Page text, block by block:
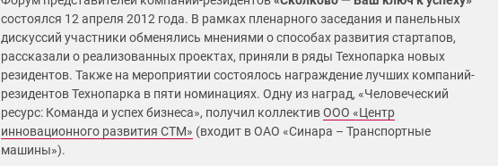
состоялся 12 апреля 2012 года. В рамках пленарного заседания и панельных
дискуссий участники обменялись мнениями о способах развития стартапов,
рассказали о реализованных проектах, приняли в ряды Технопарка новых
резидентов. Также на мероприятии состоялось награждение лучших компаний-
резидентов Технопарка в пяти номинациях. Одну из наград, «Человеческий
ресурс: Команда и успех бизнеса», получил коллективООО «Центр
инновационного развития СТМ» (входит в ОАО «Синара – Транспортные
машины»).